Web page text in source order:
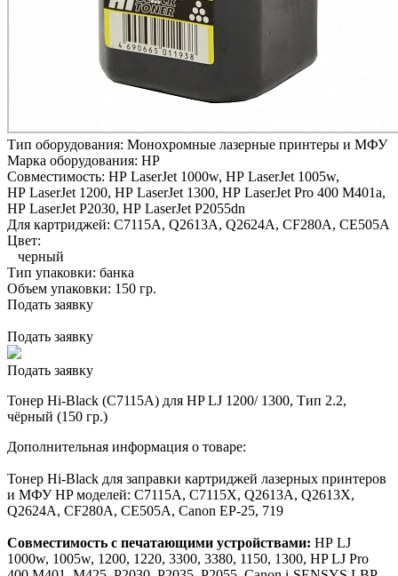
Тип оборудования: Монохромные лазерные принтеры и МФУ
Марка оборудования: HP
Совместимость: HP LaserJet 1000w, HP LaserJet 1005w,
HP LaserJet 1200, HP LaserJet 1300, HP LaserJet Pro 400 M401a,
HP LaserJet P2030, HP LaserJet P2055dn
Для картриджей: C7115A, Q2613A, Q2624A, CF280A, CE505A
Цвет:
черный
Тип упаковки: банка
Объем упаковки: 150 гр.
Подать заявку
Подать заявку
Подать заявку
Тонер Hi-Black (C7115A) для HP LJ 1200/ 1300, Тип 2.2,
чёрный (150 гр.)
Дополнительная информация о товаре:
Тонер Hi-Black для заправки картриджей лазерных принтеров
и МФУ HP моделей: C7115A, C7115X, Q2613A, Q2613X,
Q2624A, CF280A, CE505A, Canon EP-25, 719
Совместимость с печатающими устройствами: НР LJ
1000w, 1005w, 1200, 1220, 3300, 3380, 1150, 1300, HP LJ Pro